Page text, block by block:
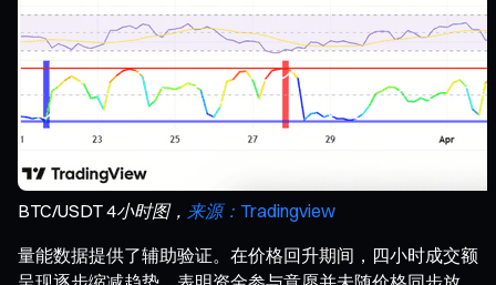
BTC/USDT 4小时图， 来源：Tradingview
量能数据提供了辅助验证。在价格回升期间，四小时成交额